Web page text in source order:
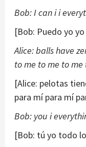
Bob: I can i i
[Bob: Puedo yo
Alice: balls have
to me to me to me
[Alice: pelotas
para mí para mí
Bob: you i
[Bob: tú yo todo